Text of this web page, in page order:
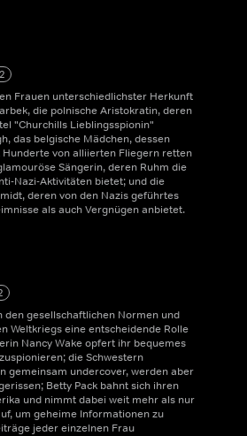
Frauen unterschiedlichster Herkunft
die polnische Aristokratin, deren
"Churchills Lieblingsspionin"
das belgische Mädchen, dessen
von alliierten Fliegern retten
Sängerin, deren Ruhm die
Nazi-Aktivitäten bietet; und die
deren von den Nazis geführtes
als auch Vergnügen anbietet.
gesellschaftlichen Normen und
Weltkriegs eine entscheidende Rolle
Nancy Wake opfert ihr bequemes
die Schwestern
gemeinsam undercover, werden aber
Betty Pack bahnt sich ihren
und nimmt dabei weit mehr als nur
um geheime Informationen zu
jeder einzelnen Frau